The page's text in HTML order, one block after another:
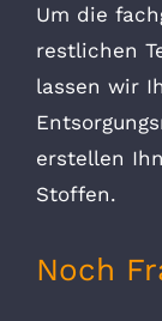
Um die
restlichen
lassen wir
erstellen
Stoffen.
Noch